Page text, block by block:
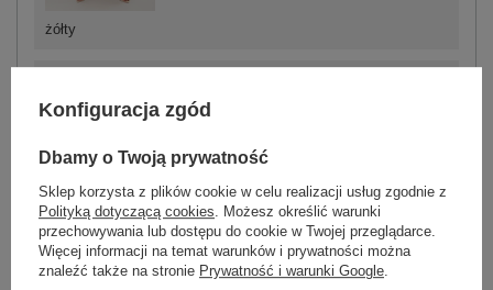
żółty
beżowy
One size 5906694108570
Konfiguracja zgód
Dbamy o Twoją prywatność
Sklep korzysta z plików cookie w celu realizacji usług zgodnie z
Polityką dotyczącą cookies. Możesz określić warunki
przechowywania lub dostępu do cookie w Twojej przeglądarce.
Więcej informacji na temat warunków i prywatności można
znaleźć także na stronie Prywatność i warunki Google.